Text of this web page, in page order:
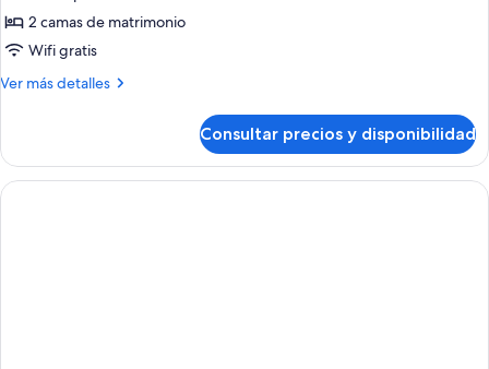
2 camas de matrimonio
Wifi gratis
Ver más detalles
Más
Queen
Room
Consultar precios y disponibilidad